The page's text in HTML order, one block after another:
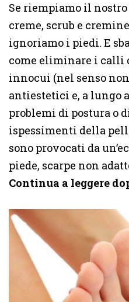
Se riempiamo il
creme, scrub e
ignoriamo i piedi. E
come eliminare i calli
innocui (nel senso
antiestetici e, a lungo
problemi di postura o
ispessimenti della
sono provocati da
piede, scarpe non
Continua a leggere